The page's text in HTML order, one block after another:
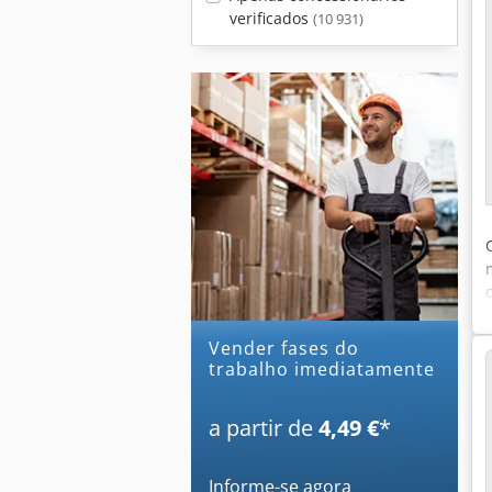
verificados (10 931)
Vender fases do
trabalho imediatamente
a partir de4,49 €*
Informe-se agora